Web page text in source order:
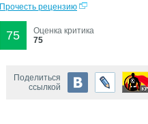
Прочесть рецензию
75
Оценка критика
75
Поделиться
ссылкой